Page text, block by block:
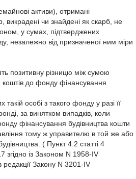
активи), отримані
викрадені чи знайдені як скарб, не
у сумах, підтверджених
незалежно від призначеної ним міри
позитивну різницю між сумою
до фонду фінансування
особі з такого фонду у разі її
за винятком випадків, коли
фінансування будівництва кошти
тому ж управителю в той же або
( Пункт 4.2 статті 4
згідно із Законом N 1958-IV
Закону N 3201-IV